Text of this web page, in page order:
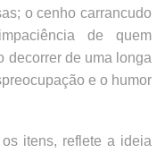
o cenho carrancudo
de quem
decorrer de uma longa
e o humor
itens, reflete a ideia